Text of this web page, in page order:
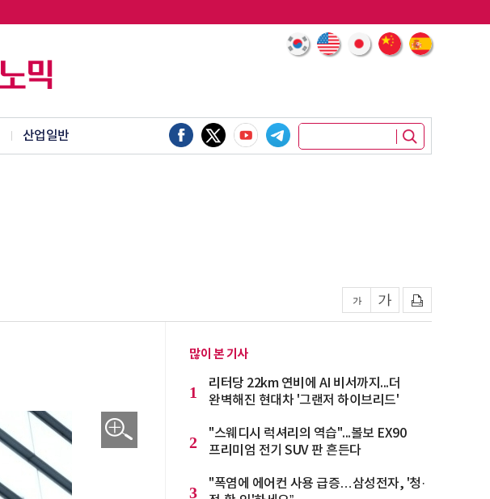
산업일반
많이 본 기사
1
리터당 22km 연비에 AI 비서까지...더
완벽해진 현대차 '그랜저 하이브리드'
2
"스웨디시 럭셔리의 역습"...볼보 EX90
프리미엄 전기 SUV 판 흔든다
3
"폭염에 에어컨 사용 급증…삼성전자, '청·